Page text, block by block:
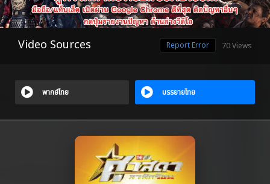
Video Sources 70 Views
Report Error
พากย์ไทย บรรยายไทย